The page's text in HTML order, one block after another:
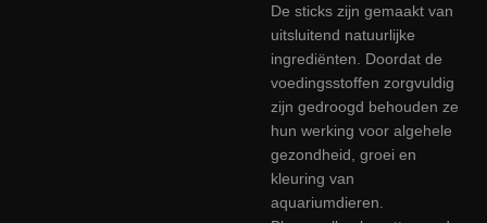
De sticks zijn gemaakt van
uitsluitend natuurlijke
ingrediënten. Doordat de
voedingsstoffen zorgvuldig
zijn gedroogd behouden ze
hun werking voor algehele
gezondheid, groei en
kleuring van
aquariumdieren.